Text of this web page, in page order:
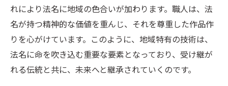
れにより法名に地域の色合いが加わります。職人は、法
名が持つ精神的な価値を重んじ、それを尊重した作品作
りを心がけています。このように、地域特有の技術は、
法名に命を吹き込む重要な要素となっており、受け継が
れる伝統と共に、未来へと継承されていくのです。